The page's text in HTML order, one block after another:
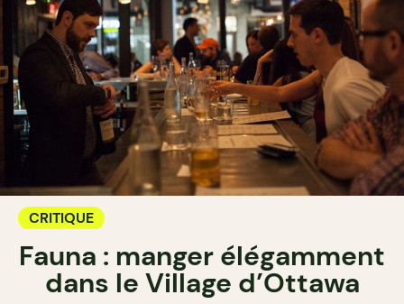
CRITIQUE
Fauna : manger élégamment
dans le Village d’Ottawa